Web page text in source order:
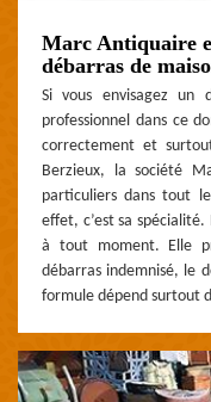
Marc Antiquaire
débarras de
Si vous envisagez un
professionnel dans ce
correctement et
Berzieux, la société
particuliers dans tout
effet, c’est sa
à tout moment. Elle
débarras indemnisé, le
formule dépend surtout